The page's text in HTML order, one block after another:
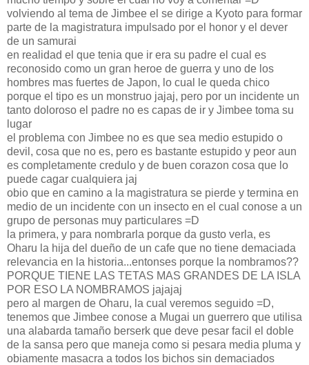
volviendo al tema de Jimbee el se dirige a Kyoto para formar
parte de la magistratura impulsado por el honor y el dever
de un samurai
en realidad el que tenia que ir era su padre el cual es
reconosido como un gran heroe de guerra y uno de los
hombres mas fuertes de Japon, lo cual le queda chico
porque el tipo es un monstruo jajaj, pero por un incidente un
tanto doloroso el padre no es capas de ir y Jimbee toma su
lugar
el problema con Jimbee no es que sea medio estupido o
devil, cosa que no es, pero es bastante estupido y peor aun
es completamente credulo y de buen corazon cosa que lo
puede cagar cualquiera jaj
obio que en camino a la magistratura se pierde y termina en
medio de un incidente con un insecto en el cual conose a un
grupo de personas muy particulares =D
la primera, y para nombrarla porque da gusto verla, es
Oharu la hija del dueño de un cafe que no tiene demaciada
relevancia en la historia...entonses porque la nombramos??
PORQUE TIENE LAS TETAS MAS GRANDES DE LA ISLA
POR ESO LA NOMBRAMOS jajajaj
pero al margen de Oharu, la cual veremos seguido =D,
tenemos que Jimbee conose a Mugai un guerrero que utilisa
una alabarda tamaño berserk que deve pesar facil el doble
de la sansa pero que maneja como si pesara media pluma y
obiamente masacra a todos los bichos sin demaciados